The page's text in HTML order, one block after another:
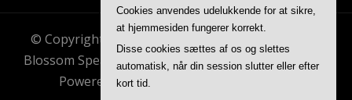
© Copyright 2026
. All Rights Reserved.
Blossom Speaker | Developed ByBlossom Themes
Powered byWordPress
Cookies anvendes udelukkende for at sikre,
at hjemmesiden fungerer korrekt.
Disse cookies sættes af os og slettes
automatisk, når din session slutter eller efter
kort tid.